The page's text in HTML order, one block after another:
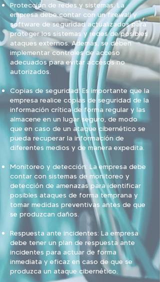
Protección de redes y sistemas: La
empresa debe contar con un firewall y
software de seguridad actualizados para
proteger los sistemas y redes de posibles
ataques externos. Además, se deben
implementar controles de acceso
adecuados para evitar accesos no
autorizados.
Copias de seguridad: Es importante que la
empresa realice copias de seguridad de la
información crítica de forma regular y las
almacene en un lugar seguro, de modo
que en caso de un ataque cibernético se
pueda recuperar la información de
diferentes medios y de manera expedita.
Monitoreo y detección: La empresa debe
contar con sistemas de monitoreo y
detección de amenazas para identificar
posibles ataques de forma temprana y
tomar medidas preventivas antes de que
se produzcan daños.
Respuesta ante incidentes: La empresa
debe tener un plan de respuesta ante
incidentes para actuar de forma
inmediata y eficaz en caso de que se
produzca un ataque cibernético.